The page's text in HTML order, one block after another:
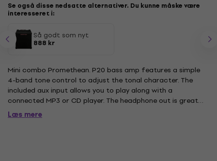
Se også disse nedsatte alternativer. Du kunne måske være
interesseret i:
Så godt som nyt
888 kr
Mini combo Promethean. P20 bass amp features a simple
4-band tone control to adjust the tonal character. The
included aux input allows you to play along with a
connected MP3 or CD player. The headphone out is great
for bedroom jam sessions or sound checks at rehearsal.
Specs output 20 W @ 8 speaker 8" Speaker controls High,
Læs mere